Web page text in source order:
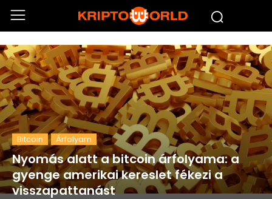
Bitcoin Árfolyam
Nyomás alatt a bitcoin árfolyama: a
gyenge amerikai kereslet fékezi a
visszapattanást